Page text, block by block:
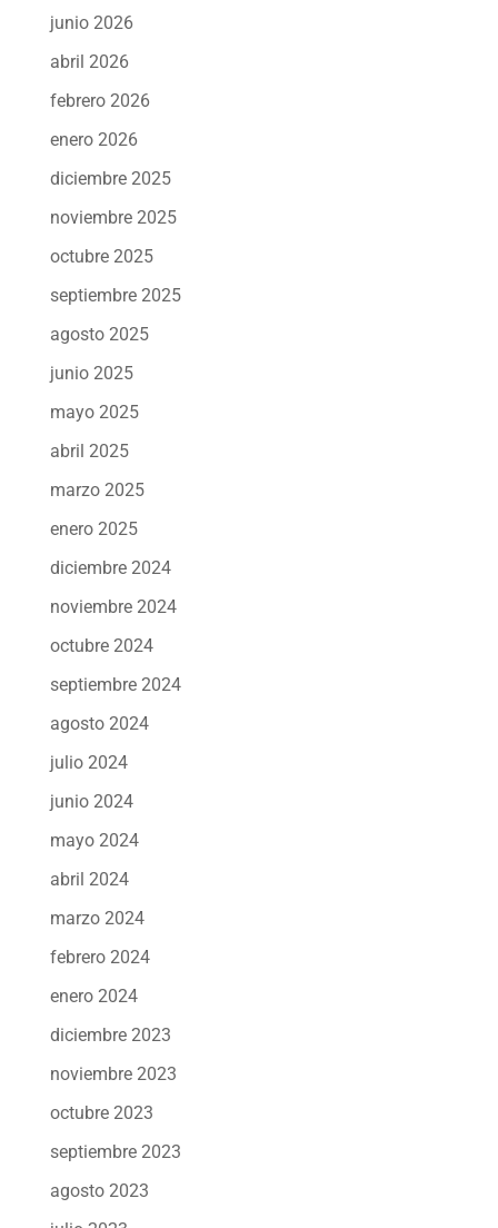
junio 2026
abril 2026
febrero 2026
enero 2026
diciembre 2025
noviembre 2025
octubre 2025
septiembre 2025
agosto 2025
junio 2025
mayo 2025
abril 2025
marzo 2025
enero 2025
diciembre 2024
noviembre 2024
octubre 2024
septiembre 2024
agosto 2024
julio 2024
junio 2024
mayo 2024
abril 2024
marzo 2024
febrero 2024
enero 2024
diciembre 2023
noviembre 2023
octubre 2023
septiembre 2023
agosto 2023